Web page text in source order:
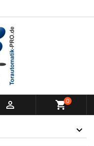
 shopping_cart0